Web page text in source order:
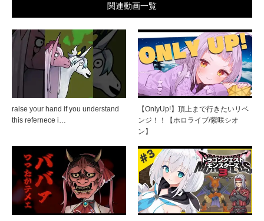
関連動画一覧
raise your hand if you understand
this refernece i…
【OnlyUp!】頂上まで行きたいリベ
ンジ！！【ホロライブ/紫咲シオ
ン】